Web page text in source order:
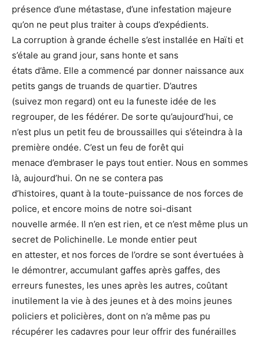
présence d’une métastase, d’une infestation majeure
qu’on ne peut plus traiter à coups d’expédients.
La corruption à grande échelle s’est installée en Haïti et
s’étale au grand jour, sans honte et sans
états d’âme. Elle a commencé par donner naissance aux
petits gangs de truands de quartier. D’autres
(suivez mon regard) ont eu la funeste idée de les
regrouper, de les fédérer. De sorte qu’aujourd’hui, ce
n’est plus un petit feu de broussailles qui s’éteindra à la
première ondée. C’est un feu de forêt qui
menace d’embraser le pays tout entier. Nous en sommes
là, aujourd’hui. On ne se contera pas
d’histoires, quant à la toute-puissance de nos forces de
police, et encore moins de notre soi-disant
nouvelle armée. Il n’en est rien, et ce n’est même plus un
secret de Polichinelle. Le monde entier peut
en attester, et nos forces de l’ordre se sont évertuées à
le démontrer, accumulant gaffes après gaffes, des
erreurs funestes, les unes après les autres, coûtant
inutilement la vie à des jeunes et à des moins jeunes
policiers et policières, dont on n’a même pas pu
récupérer les cadavres pour leur offrir des funérailles